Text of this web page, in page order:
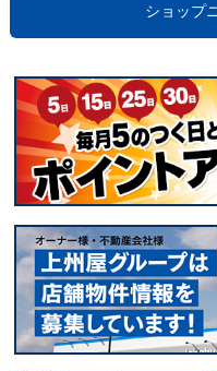
ショップ